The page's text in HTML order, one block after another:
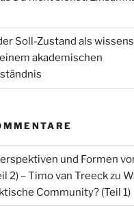
Soll-Zustand als
akademischen
und Formen
2) – Timo van Treeckzu
Community? (Teil 1)